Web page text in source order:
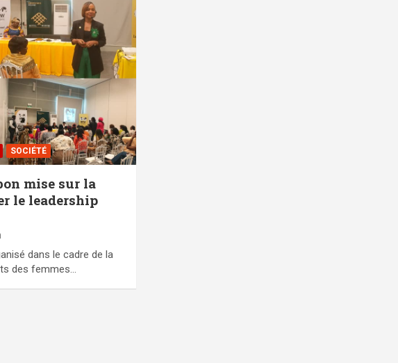
SOCIÉTÉ
mise sur la
le leadership
dans le cadre de la
des femmes…